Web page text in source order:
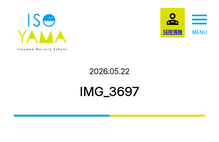
MENU
採用情報
2026.05.22
IMG_3697